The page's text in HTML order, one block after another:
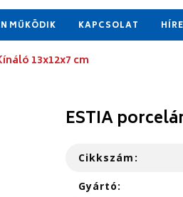
MŰKÖDIK KAPCSOLAT
13x12x7 cm
ESTIA
Cikkszám:
Gyártó: